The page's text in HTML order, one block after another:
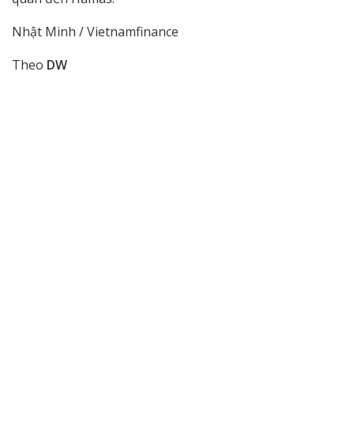
Nhật Minh / Vietnamfinance
Theo DW